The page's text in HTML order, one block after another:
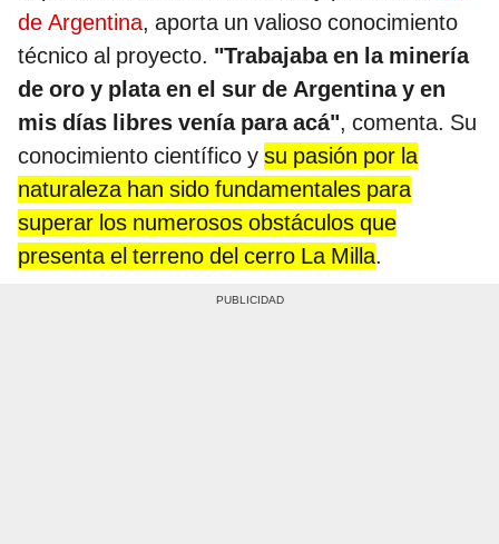
de Argentina, aporta un valioso conocimiento
técnico al proyecto. "Trabajaba en la minería
de oro y plata en el sur de Argentina y en
mis días libres venía para acá", comenta. Su
conocimiento científico y su pasión por la
naturaleza han sido fundamentales para
superar los numerosos obstáculos que
presenta el terreno del cerro La Milla.